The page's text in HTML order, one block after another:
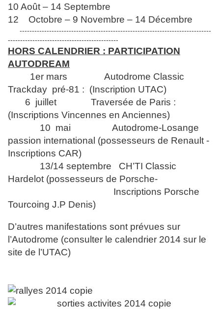
10 Août – 14 Septembre
12 Octobre – 9 Novembre – 14 Décembre
------------------------------------------------------------------------------
---------------------------------------------
HORS CALENDRIER : PARTICIPATION
AUTODREAM
1er mars Autodrome Classic
Trackday pré-81 : (Inscription UTAC)
6 juillet Traversée de Paris :
(Inscriptions Vincennes en Anciennes)
10 mai Autodrome-Losange
passion international (possesseurs de Renault -
Inscriptions CAR)
13/14 septembre CH’TI Classic
Hardelot (possesseurs de Porsche-
Inscriptions Porsche
Tourcoing J.P Denis)
D’autres manifestations sont prévues sur
l’Autodrome (consulter le calendrier 2014 sur le
site de l’UTAC)